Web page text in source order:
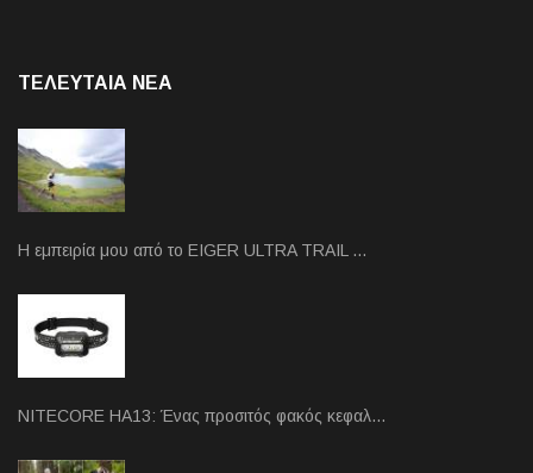
ΤΕΛΕΥΤΑΙΑ NEA
Η εμπειρία μου από το EIGER ULTRA TRAIL …
NITECORE HA13: Ένας προσιτός φακός κεφαλ…